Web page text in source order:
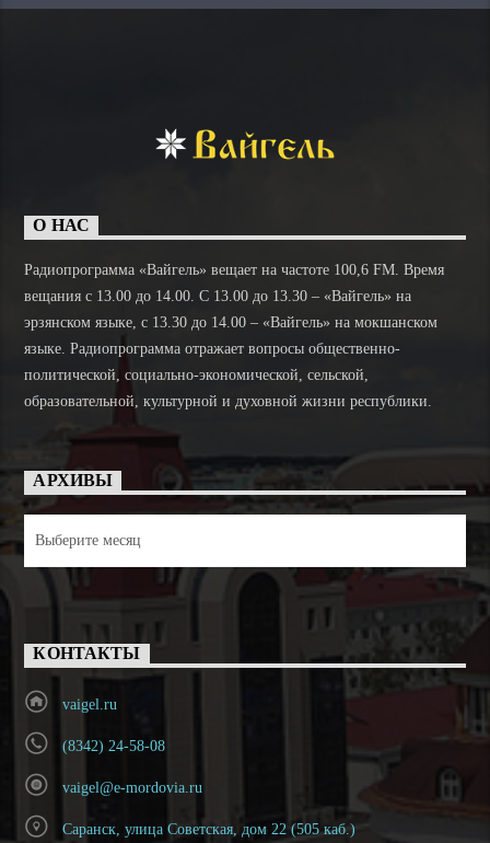
О НАС
Радиопрограмма «Вайгель» вещает на частоте 100,6 FM. Время
вещания с 13.00 до 14.00. C 13.00 до 13.30 – «Вайгель» на
эрзянском языке, с 13.30 до 14.00 – «Вайгель» на мокшанском
языке. Радиопрограмма отражает вопросы общественно-
политической, социально-экономической, сельской,
образовательной, культурной и духовной жизни республики.
АРХИВЫ
КОНТАКТЫ
vaigel.ru
(8342) 24-58-08
vaigel@e-mordovia.ru
Саранск, улица Советская, дом 22 (505 каб.)